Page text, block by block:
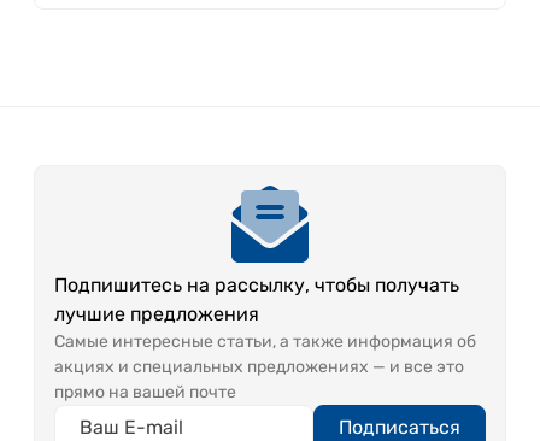
Подпишитесь на рассылку, чтобы получать
лучшие предложения
Самые интересные статьи, а также информация об
акциях и специальных предложениях — и все это
прямо на вашей почте
Подписаться